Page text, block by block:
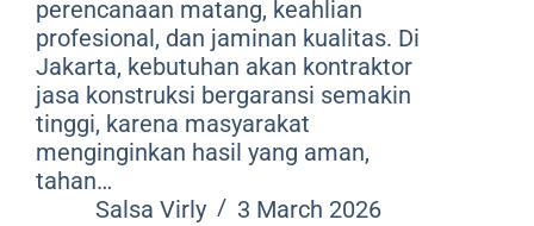
perencanaan matang, keahlian
profesional, dan jaminan kualitas. Di
Jakarta, kebutuhan akan kontraktor
jasa konstruksi bergaransi semakin
tinggi, karena masyarakat
menginginkan hasil yang aman,
tahan…
Salsa Virly
3 March 2026